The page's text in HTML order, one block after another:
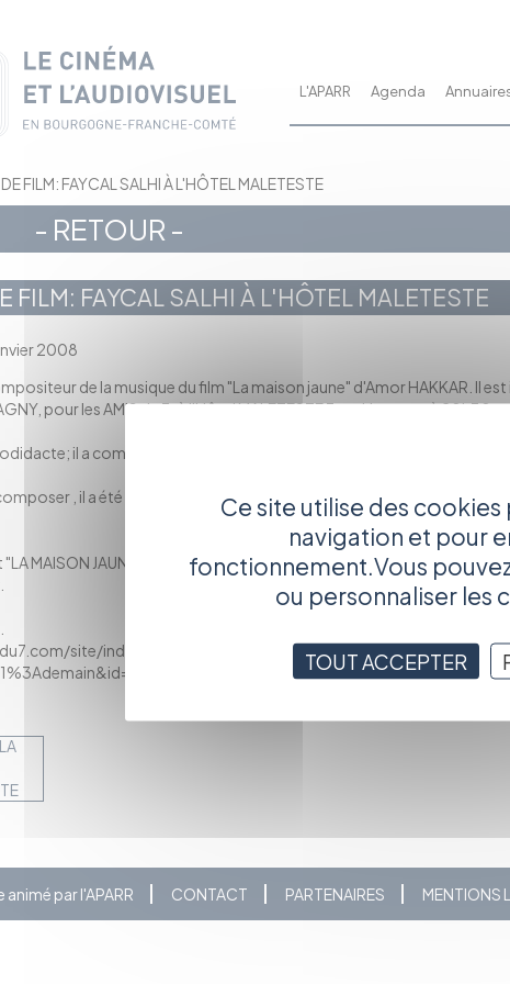
L'APARR Agenda
FILM: FAYCAL SALHI À L'HÔTEL MALETESTE
- RETOUR -
FILM: FAYCAL SALHI À L'HÔTEL MALETESTE
2008
de la musique du film "La maison jaune" d'Amor HAKKAR. Il
pour les AMIS du 7, à l'Hôtel MALETESTE 7 rue Hernoux, à 20h30.
il a commencé à jouer de l'oud à l'âge de 20 ans.
, il a été remarqué, et par les plus grands. La presse de son
MAISON JAUNE" qui lui a donné la chance d'une reconnaissance
site/index.php?
animé par l'APARR CONTACT PARTENAIRES MENTIONS
Ce site utilise des
navigation et pour
fonctionnement.Vous
ou personnaliser les
TOUT ACCEPTER